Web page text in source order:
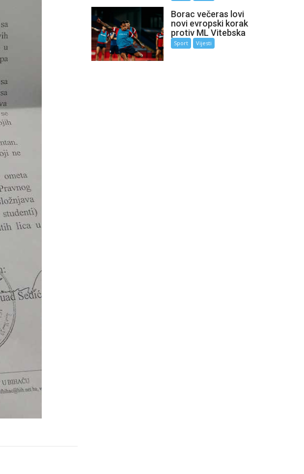
Borac večeras lovi
novi evropski korak
protiv ML Vitebska
Sport Vijesti